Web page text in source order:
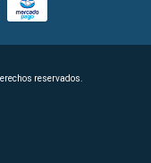
reservados.